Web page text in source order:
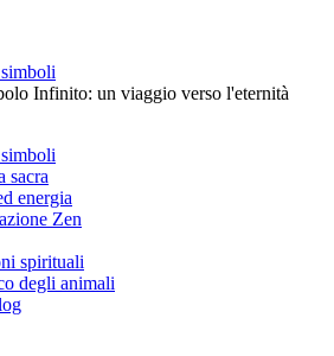
Infinito: un viaggio verso l'eternità
sacra
energia
Zen
spirituali
degli animali